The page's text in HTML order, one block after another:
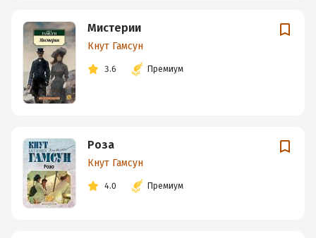
Мистерии
Кнут Гамсун
3.6 Премиум
Роза
Кнут Гамсун
4.0 Премиум